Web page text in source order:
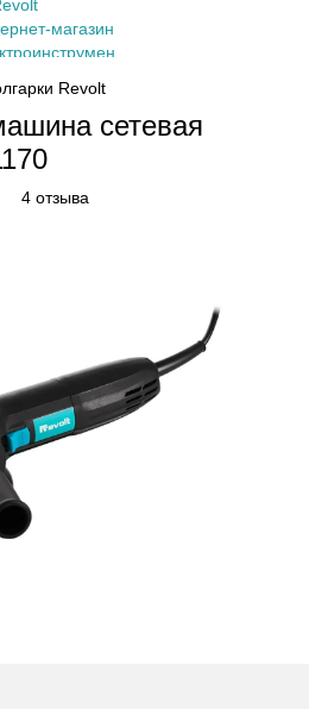
Revolt
сетевая
4 отзыва